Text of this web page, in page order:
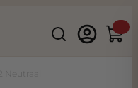
Search